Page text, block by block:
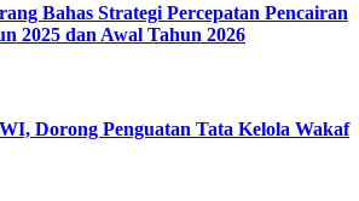
Bahas Strategi Percepatan Pencairan
2025 dan Awal Tahun 2026
Dorong Penguatan Tata Kelola Wakaf